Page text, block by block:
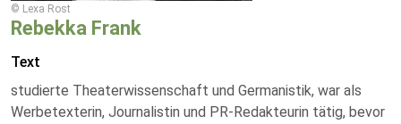
© Lexa Rost
Rebekka Frank
Text
studierte Theaterwissenschaft und Germanistik, war als
Werbetexterin, Journalistin und PR-Redakteurin tätig, bevor